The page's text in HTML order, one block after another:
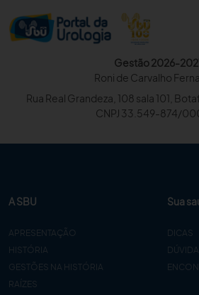
Gestão 2026-
Roni de Carvalho
Rua Real Grandeza, 108 sala 101,
CNPJ 33.549-874/
A SBU
APRESENTAÇÃO
HISTÓRIA
GESTÕES NA HISTÓRIA
RAÍZES
Sua
DICAS